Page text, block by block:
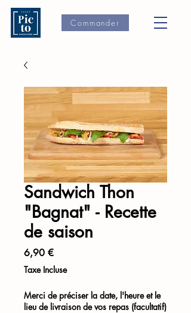
Commander
Sandwich Thon
"Bagnat" - Recette
de saison
6,90 €Prix
Taxe Incluse
Merci de préciser la date, l'heure et le
lieu de livraison de vos repas (facultatif)